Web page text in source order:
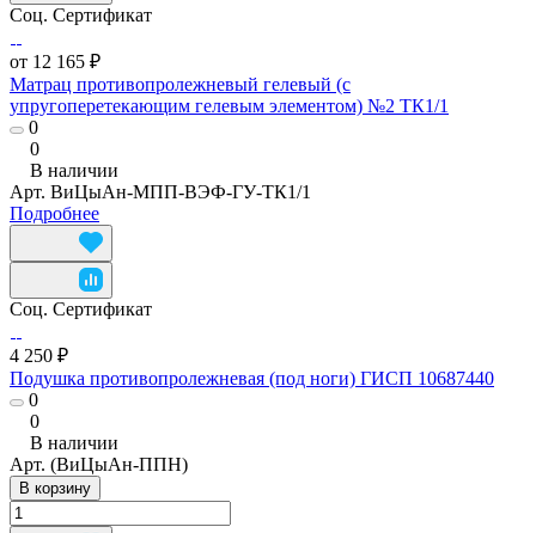
Соц. Сертификат
от 12 165 ₽
Матрац противопролежневый гелевый (с
упругоперетекающим гелевым элементом) №2 ТК1/1
0
0
В наличии
Арт. ВиЦыАн-МПП-ВЭФ-ГУ-ТК1/1
Подробнее
Соц. Сертификат
4 250 ₽
Подушка противопролежневая (под ноги) ГИСП 10687440
0
0
В наличии
Арт. (ВиЦыАн-ППН)
В корзину